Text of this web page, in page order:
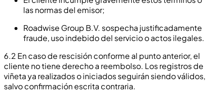
las normas del emisor;
Roadwise Group B.V. sospecha justificadamente
fraude, uso indebido del servicio o actos ilegales.
6.2 En caso de rescisión conforme al punto anterior, el
cliente no tiene derecho a reembolso. Los registros de
viñeta ya realizados o iniciados seguirán siendo válidos,
salvo confirmación escrita contraria.